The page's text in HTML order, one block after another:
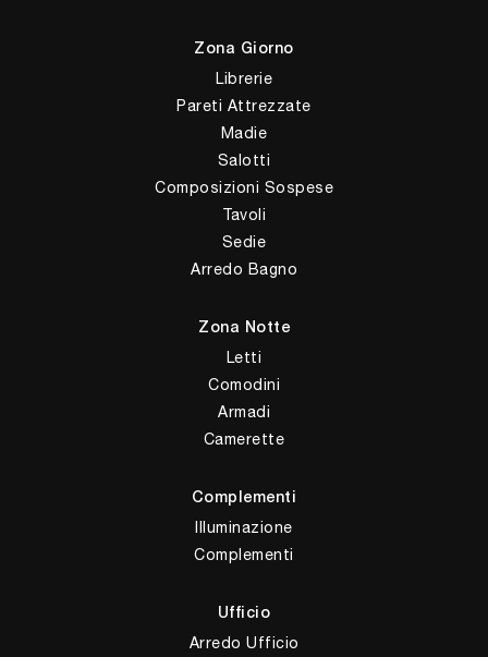
Zona Giorno
Librerie
Pareti Attrezzate
Madie
Salotti
Composizioni Sospese
Tavoli
Sedie
Arredo Bagno
Zona Notte
Letti
Comodini
Armadi
Camerette
Complementi
Illuminazione
Complementi
Ufficio
Arredo Ufficio